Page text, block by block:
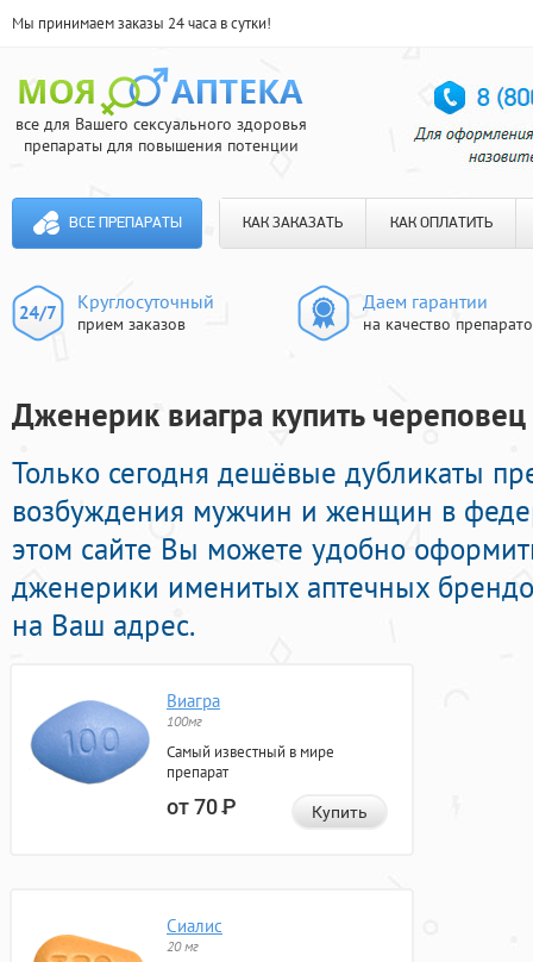
Мы принимаем заказы 24 часа в сутки!
все для Вашего сексуального здоровья
препараты для повышения потенции
ВСЕ ПРЕПАРАТЫ КАК ЗАКАЗАТЬ КАК ОПЛАТИТЬ
Круглосуточный
прием заказов
Даем гарантии
на качество
Дженерик виагра купить
Только сегодня дешёвые дубликаты
возбуждения мужчин и женщин в
этом сайте Вы можете удобно
дженерики именитых аптечных
на Ваш адрес.
Виагра
100мг
Самый известный в мире
препарат
от 70Р Купить
Сиалис
20 мг